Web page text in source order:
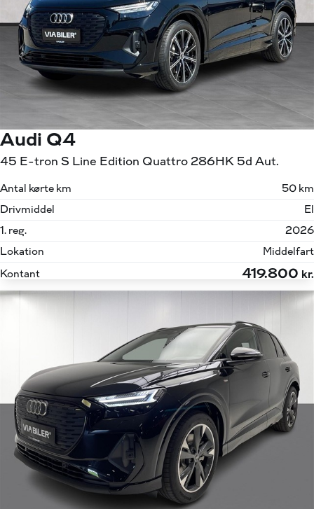
Audi Q4
45 E-tron S Line Edition Quattro 286HK 5d Aut.
Antal kørte km
50 km
Drivmiddel
El
1. reg.
2026
Lokation
Middelfart
Kontant
419.800 kr.